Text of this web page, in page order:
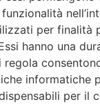
per finalità
hanno una
regola
informatiche
per il